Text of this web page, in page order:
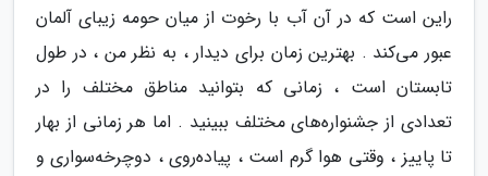
راین است که در آن آب با رخوت از میان حومه زیبای آلمان
عبور می‌کند . بهترین زمان برای دیدار ، به نظر من ، در طول
تابستان است ، زمانی که بتوانید مناطق مختلف را در
تعدادی از جشنواره‌های مختلف ببینید . اما هر زمانی از بهار
تا پاییز ، وقتی هوا گرم است ، پیاده‌روی ، دوچرخه‌سواری و